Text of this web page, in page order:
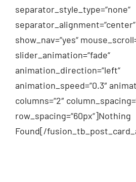
separator_style_type=“none“
separator_alignment=“center“
show_nav=“yes“
slider_animation=“fade“
animation_direction=“left“
animation_speed=“0.3″
columns=“2″
row_spacing=“60px“]Nothing
Found[/